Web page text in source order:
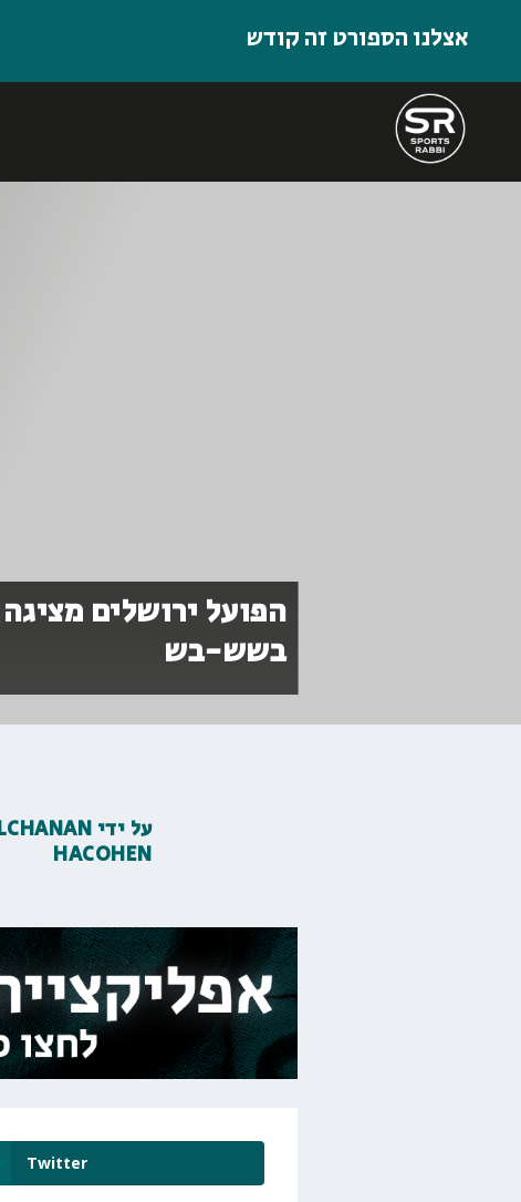
אצלנו הספורט זה קודש
הפועל ירושלים
בשש-בש
על ידי
HACOHEN
Twitter